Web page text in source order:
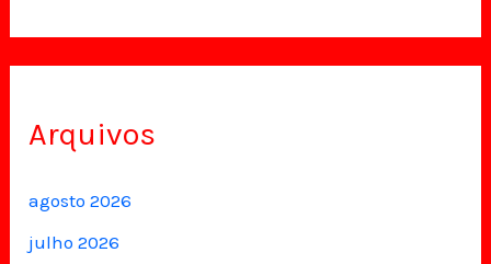
Arquivos
agosto 2026
julho 2026